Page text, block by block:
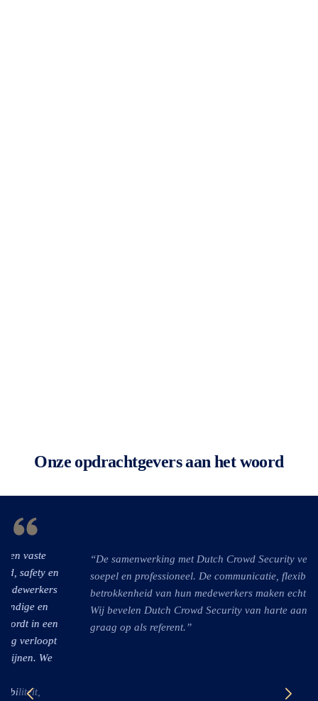
Onze opdrachtgevers aan het woord
“De samenwerking met Dutch Crowd Security verloopt altijd
soepel en professioneel. De communicatie, flexibiliteit en
betrokkenheid van hun medewerkers maken echt het verschil.
Wij bevelen Dutch Crowd Security van harte aan en treden
graag op als referent.”